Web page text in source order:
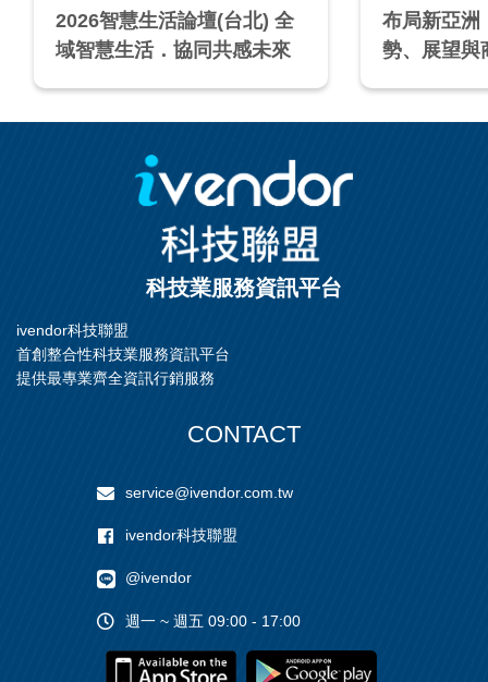
2026智慧生活論壇(台北) 全
域智慧生活．協同共感未來
布局新亞洲
勢、展望與
科技業服務資訊平台
ivendor科技聯盟
首創整合性科技業服務資訊平台
提供最專業齊全資訊行銷服務
CONTACT
service@ivendor.com.tw
ivendor科技聯盟
@ivendor
週一 ~ 週五 09:00 - 17:00